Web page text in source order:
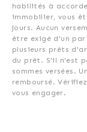
habilités à
immobilier, vous
jours. Aucun
être exigé d'un
plusieurs prêts
du prêt. S'il n'est
sommes versées.
remboursé.
vous engager.